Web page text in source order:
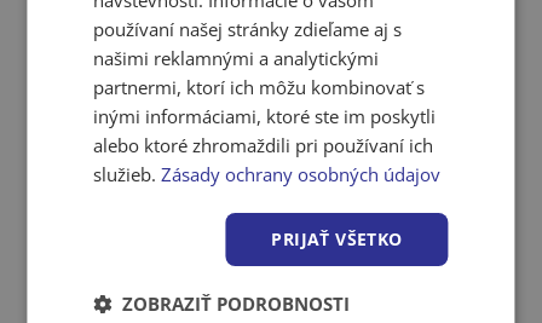
folder_open Vernostný program
Ešte nie ste členom
stavbárskej zóny? Neváhajte! a
registrujte sa.
používaní našej stránky zdieľame aj s
našimi reklamnými a analytickými
partnermi, ktorí ich môžu kombinovať s
inými informáciami, ktoré ste im poskytli
alebo ktoré zhromaždili pri používaní ich
služieb.Zásady ochrany osobných údajov
PRIJAŤ VŠETKO
ZOBRAZIŤ PODROBNOSTI